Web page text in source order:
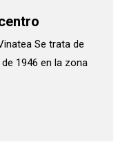
Se trata de
1946 en la zona